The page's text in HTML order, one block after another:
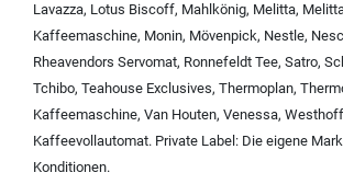
Lavazza, Lotus Biscoff, Mahlkönig, Melitta,
Kaffeemaschine, Monin, Mövenpick, Nestle,
Rheavendors Servomat, Ronnefeldt Tee, Satro,
Tchibo, Teahouse Exclusives, Thermoplan,
Kaffeemaschine, Van Houten, Venessa, Westhoff
Kaffeevollautomat. Private Label: Die eigene
Konditionen.